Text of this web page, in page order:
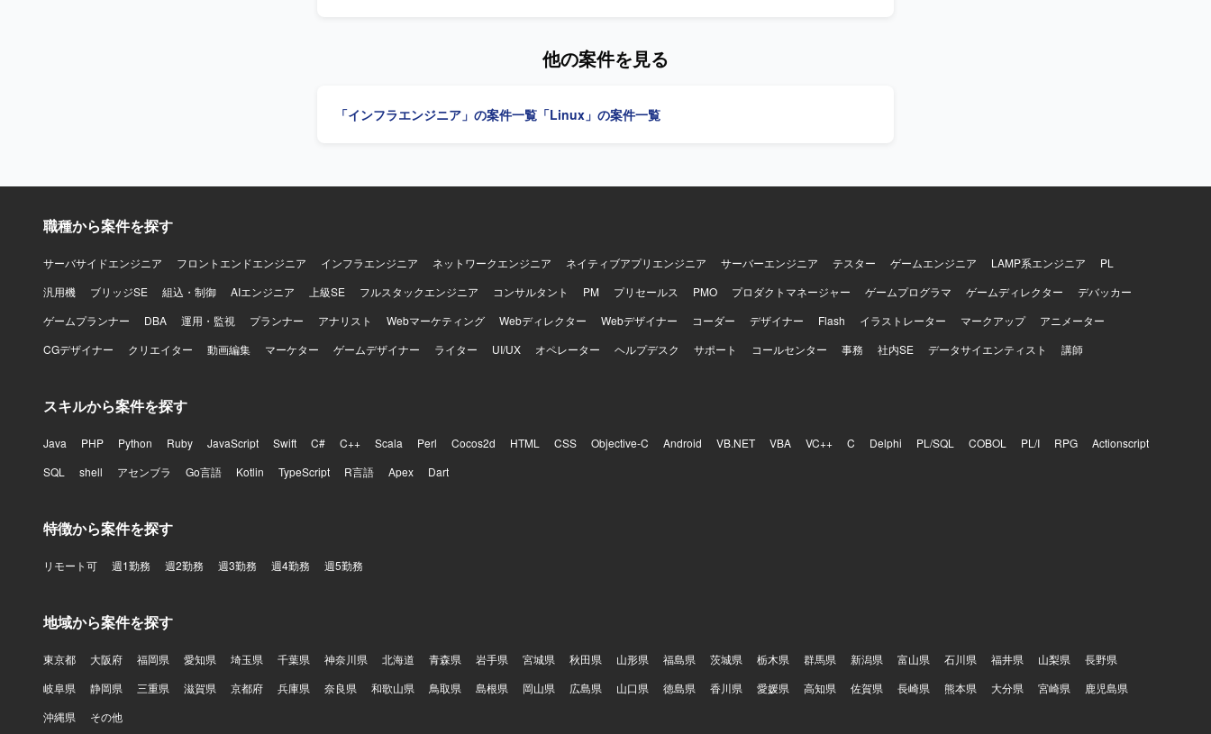
当します。あわせて、ログや監視情報を活用したトラブルシューティング、恒久対応・改善策
す。 【ポジションの魅力】 Windows、Active Directory、Zscaler、Hyper-V、オンプレミスサー
す。スクリプトはPowerShell、シェルスクリプトを使用します。AWSサービスはEC2、EBS、
他の案件を見る
「インフラエンジニア」の案件一覧 「Linux」の案件一覧
職種から案件を探す
サーバサイドエンジニア フロントエンドエンジニア インフラエンジニア ネットワークエンジニア ネイティブアプリエンジニア サーバーエンジニア テスター ゲームエンジニア LAMP系エンジニア
PL
汎用機
ブリッジSE 組込・制御 AIエンジニア 上級SE フルスタックエンジニア コンサルタント PM プリセールス PMO プロダクトマネージャー ゲームプログラマ ゲームディレクター
デバッカー
ゲームプランナー
DBA 運用・監視 プランナー アナリスト Webマーケティング Webディレクター Webデザイナー コーダー デザイナー Flash イラストレーター マークアップ
アニメーター
CGデザイナー
クリエイター 動画編集 マーケター ゲームデザイナー ライター UI/UX オペレーター ヘルプデスク サポート コールセンター 事務 社内SE データサイエンティスト 講師
スキルから案件を探す
Java PHP Python Ruby JavaScript Swift C# C++ Scala Perl Cocos2d HTML CSS Objective-C Android VB.NET VBA VC++ C Delphi PL/SQL COBOL PL/I RPG
Actionscript
SQL
shell アセンブラ Go言語 Kotlin TypeScript R言語 Apex Dart
特徴から案件を探す
リモート可 週1勤務 週2勤務 週3勤務 週4勤務 週5勤務
地域から案件を探す
東京都 大阪府 福岡県 愛知県 埼玉県 千葉県 神奈川県 北海道 青森県 岩手県 宮城県 秋田県 山形県 福島県 茨城県 栃木県 群馬県 新潟県 富山県 石川県 福井県 山梨県
長野県
岐阜県
静岡県 三重県 滋賀県 京都府 兵庫県 奈良県 和歌山県 鳥取県 島根県 岡山県 広島県 山口県 徳島県 香川県 愛媛県 高知県 佐賀県 長崎県 熊本県 大分県 宮崎県
鹿児島県
沖縄県
その他